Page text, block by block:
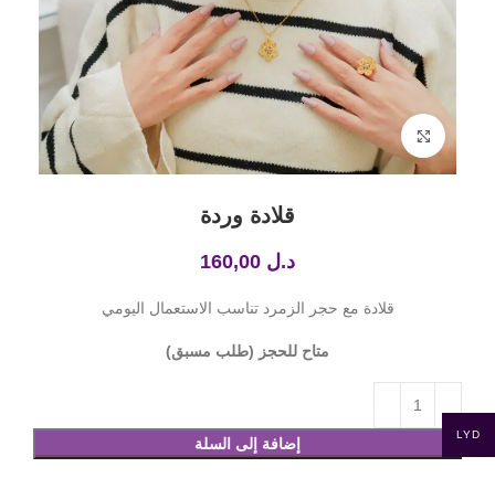
Click to enlarge
قلادة وردة
د.ل
قلادة مع حجر الزمرد تناسب الاستعمال اليومي
متاح للحجز (طلب مسبق)
إضافة إلى السلة
LYD